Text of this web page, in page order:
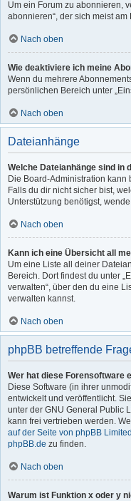
Um ein Forum zu abonnieren,
abonnieren“, der sich meist
Nach oben
Wie deaktiviere ich meine
Wenn du mehrere
persönlichen Bereich unter
Nach oben
Dateianhänge
Welche Dateianhänge sind in
Die Board-Administration
Falls du dir nicht sicher bist,
Unterstützung benötigst,
Nach oben
Kann ich eine Übersicht all
Um eine Liste all deiner
Bereich. Dort findest du unter
verwalten“, über den du eine
verwalten kannst.
Nach oben
phpBB betreffende
Wer hat diese Forensoftware
Diese Software (in ihrer
entwickelt und veröffentlicht.
unter der GNU General Public
kann frei vertrieben werden.
auf der Seite von phpBB Limited
phpBB.de zu finden.
Nach oben
Warum ist Funktion x oder y